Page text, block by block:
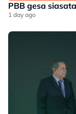
PBB gesa
1 day ago